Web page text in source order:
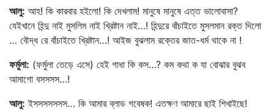
আলু: আহ! কি কারবার হইলো! কি দেখলাম! মানুষে মানুষে এত্ত ভালোবাসা?
যেইখানে হিন্দু নাই মুসলিম নাই খ্রিষ্টান নাই…! হিন্দুরে বাঁচাইতে মুসলমান রক্ত দিলো
… বৌদ্ধ রে বাঁচাইতে খ্রিষ্টান…! আইজ বুঝলাম রক্তের জাত-ধর্ম থাকে না !
ফর্মুলা: (ফর্মুলা তেড়ে এসে) হেই গাধা কি কস…? কম কথা ক যা বোঝার বুঝব
আমাগো বসসসস…!
আলু: ইসসসসসসস… কি আমার ব্লাড গবেষক! এতক্ষণ আমারে ছাই শিখাইছে!